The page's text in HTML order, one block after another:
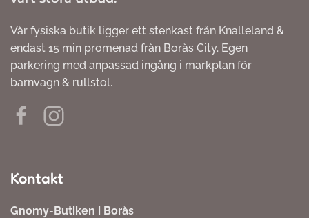
Vår fysiska butik ligger ett stenkast från Knalleland &
endast 15 min promenad från Borås City. Egen
parkering med anpassad ingång i markplan för
barnvagn & rullstol.
Kontakt
Gnomy-Butiken i Borås